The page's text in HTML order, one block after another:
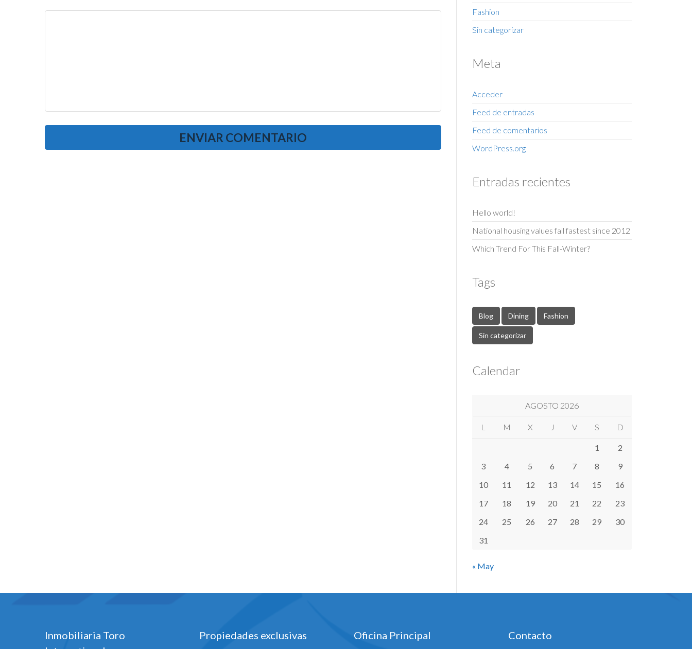
Fashion
Sin categorizar
Meta
Acceder
Feed de entradas
Feed de comentarios
WordPress.org
Entradas recientes
Hello world!
National housing values fall fastest since 2012
Which Trend For This Fall-Winter?
Tags
Blog Dining Fashion
Sin categorizar
Calendar
AGOSTO 2026
L M X J V S D
1
2
3
4 5 6 7 8
9
10
11 12 13 14 15
16
17
18 19 20 21 22
23
24
25 26 27 28 29
30
31
« May
Inmobiliaria Toro
Propiedades exclusivas Oficina Principal Contacto